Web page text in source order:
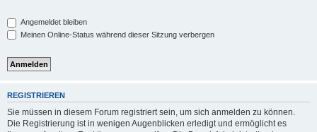
Angemeldet bleiben
Meinen Online-Status während dieser Sitzung verbergen
REGISTRIEREN
Sie müssen in diesem Forum registriert sein, um sich anmelden zu können.
Die Registrierung ist in wenigen Augenblicken erledigt und ermöglicht es